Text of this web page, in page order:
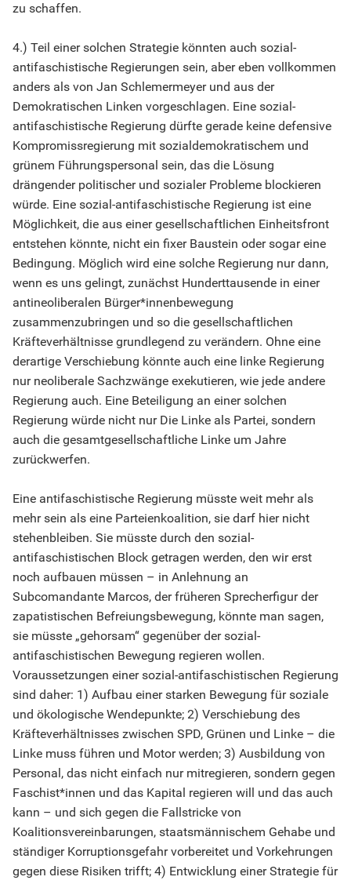
zu schaffen.
4.) Teil einer solchen Strategie könnten auch sozial-
antifaschistische Regierungen sein, aber eben vollkommen
anders als von Jan Schlemermeyer und aus der
Demokratischen Linken vorgeschlagen. Eine sozial-
antifaschistische Regierung dürfte gerade keine defensive
Kompromissregierung mit sozialdemokratischem und
grünem Führungspersonal sein, das die Lösung
drängender politischer und sozialer Probleme blockieren
würde. Eine sozial-antifaschistische Regierung ist eine
Möglichkeit, die aus einer gesellschaftlichen Einheitsfront
entstehen könnte, nicht ein fixer Baustein oder sogar eine
Bedingung. Möglich wird eine solche Regierung nur dann,
wenn es uns gelingt, zunächst Hunderttausende in einer
antineoliberalen Bürger*innenbewegung
zusammenzubringen und so die gesellschaftlichen
Kräfteverhältnisse grundlegend zu verändern. Ohne eine
derartige Verschiebung könnte auch eine linke Regierung
nur neoliberale Sachzwänge exekutieren, wie jede andere
Regierung auch. Eine Beteiligung an einer solchen
Regierung würde nicht nur Die Linke als Partei, sondern
auch die gesamtgesellschaftliche Linke um Jahre
zurückwerfen.
Eine antifaschistische Regierung müsste weit mehr als
mehr sein als eine Parteienkoalition, sie darf hier nicht
stehenbleiben. Sie müsste durch den sozial-
antifaschistischen Block getragen werden, den wir erst
noch aufbauen müssen – in Anlehnung an
Subcomandante Marcos, der früheren Sprecherfigur der
zapatistischen Befreiungsbewegung, könnte man sagen,
sie müsste „gehorsam“ gegenüber der sozial-
antifaschistischen Bewegung regieren wollen.
Voraussetzungen einer sozial-antifaschistischen Regierung
sind daher: 1) Aufbau einer starken Bewegung für soziale
und ökologische Wendepunkte; 2) Verschiebung des
Kräfteverhältnisses zwischen SPD, Grünen und Linke – die
Linke muss führen und Motor werden; 3) Ausbildung von
Personal, das nicht einfach nur mitregieren, sondern gegen
Faschist*innen und das Kapital regieren will und das auch
kann – und sich gegen die Fallstricke von
Koalitionsvereinbarungen, staatsmännischem Gehabe und
ständiger Korruptionsgefahr vorbereitet und Vorkehrungen
gegen diese Risiken trifft; 4) Entwicklung einer Strategie für